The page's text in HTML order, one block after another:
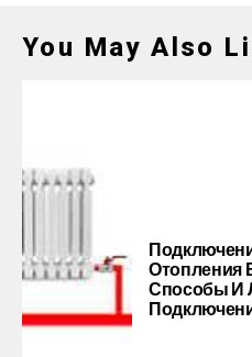
You May Also
Отопления
Способы И